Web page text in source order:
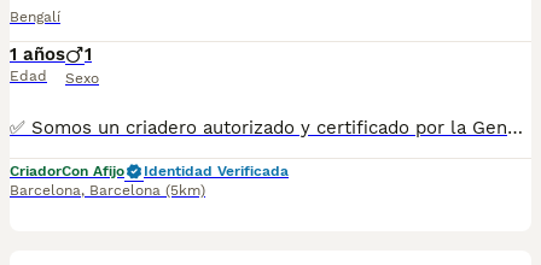
Bengalí
1 años
Edad
1
Sexo
✅ Somos un criadero autorizado y certificado por la Generalitat de Catalunya. ☎️ 933095977 📱 685878504 / 674320847 💻 www.aquanatura.es 🚙 Hacemos envíos 📌 Calle Roger de Flor 45, muy cerca del Arc de Triomf de Barcelona, de Lunes a Sábados, desde las 10h hasta las 20:00h. Se entregan con la mayoría de sus vacunas, desparasitados interna y externamente, con microchip y su registro, cartilla sanitaria y contrato de garantías, bajo la supervisión de nuestro equipo veterinario.
CriadorCon Afijo
Identidad Verificada
Barcelona, Barcelona (5km)